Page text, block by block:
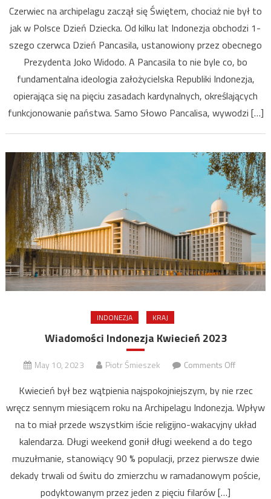
czerwca
w
Republice
Indonesia
Czerwiec na archipelagu zaczął się Świętem, chociaż nie był to
jak w Polsce Dzień Dziecka. Od kilku lat Indonezja obchodzi 1-
szego czerwca Dzień Pancasila, ustanowiony przez obecnego
Prezydenta Joko Widodo. A Pancasila to nie byle co, bo
fundamentalna ideologia założycielska Republiki Indonezja,
opierająca się na pięciu zasadach kardynalnych, określających
funkcjonowanie państwa. Samo Słowo Pancalisa, wywodzi […]
INDONEZJA KRAJ
Wiadomości Indonezja Kwiecień 2023
May 10, 2023 Piotr Śmieszek Comments Offon
Indonezja
Kwiecień
2023
Kwiecień był bez wątpienia najspokojniejszym, by nie rzec
wręcz sennym miesiącem roku na Archipelagu Indonezja. Wpływ
na to miał przede wszystkim iście religijno-wakacyjny układ
kalendarza. Długi weekend gonił długi weekend a do tego
muzułmanie, stanowiący 90 % populacji, przez pierwsze dwie
dekady trwali od świtu do zmierzchu w ramadanowym poście,
podyktowanym przez jeden z pięciu filarów […]